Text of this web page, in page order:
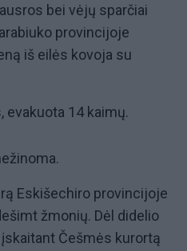
bei vėjų sparčiai
provincijoje
iš eilės kovoja su
evakuota 14 kaimų.
Eskišechiro provincijoje
žmonių. Dėl didelio
Češmės kurortą